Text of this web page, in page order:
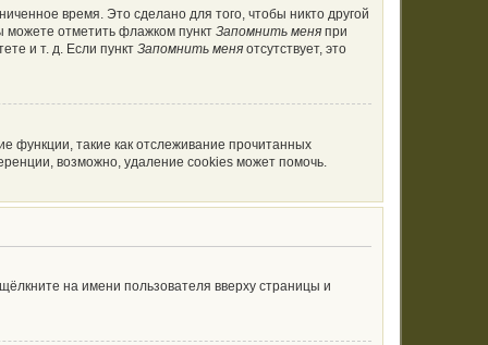
время. Это сделано для того, чтобы никто другой
можете отметить флажком пункт Запомнить меня при
и т. д. Если пункт Запомнить меня отсутствует, это
функции, такие как отслеживание прочитанных
возможно, удаление cookies может помочь.
на имени пользователя вверху страницы и